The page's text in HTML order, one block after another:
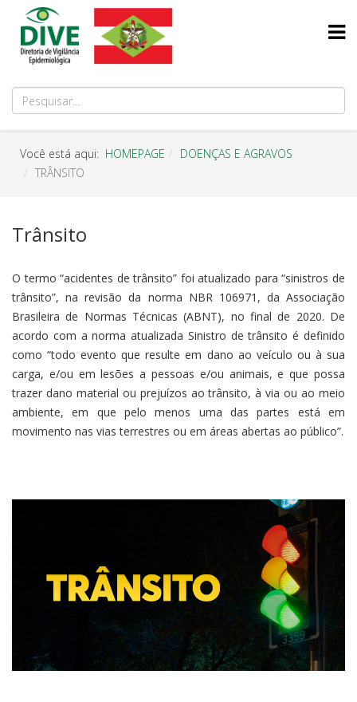
Você está aqui: HOMEPAGE
DOENÇAS E AGRAVOS
TRÂNSITO
Trânsito
O termo “acidentes de trânsito” foi atualizado para “sinistros de
trânsito”, na revisão da norma NBR 106971, da Associação
Brasileira de Normas Técnicas (ABNT), no final de 2020. De
acordo com a norma atualizada Sinistro de trânsito é definido
como “todo evento que resulte em dano ao veículo ou à sua
carga, e/ou em lesões a pessoas e/ou animais, e que possa
trazer dano material ou prejuízos ao trânsito, à via ou ao meio
ambiente, em que pelo menos uma das partes está em
movimento nas vias terrestres ou em áreas abertas ao público”.